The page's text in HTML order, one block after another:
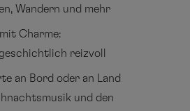
Wandern und mehr
Charme:
reizvoll
an Bord oder an Land
und den